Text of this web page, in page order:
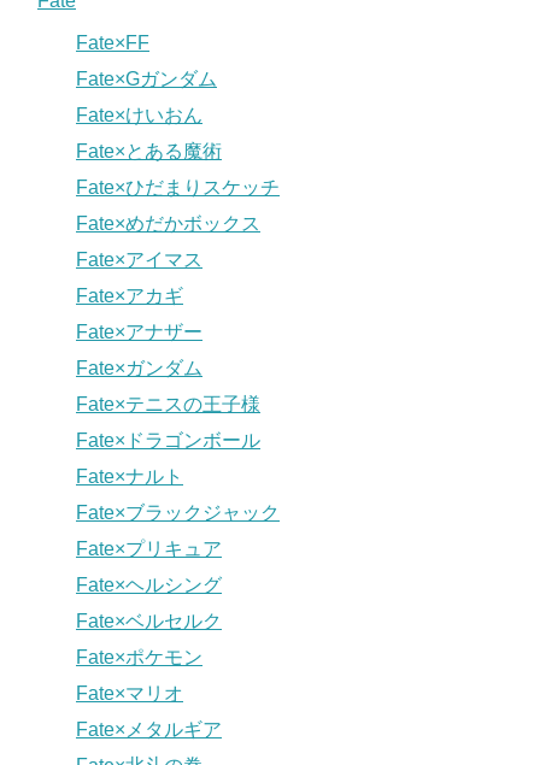
Fate×FF
Fate×Gガンダム
Fate×けいおん
Fate×とある魔術
Fate×ひだまりスケッチ
Fate×めだかボックス
Fate×アイマス
Fate×アカギ
Fate×アナザー
Fate×ガンダム
Fate×テニスの王子様
Fate×ドラゴンボール
Fate×ナルト
Fate×ブラックジャック
Fate×プリキュア
Fate×ヘルシング
Fate×ベルセルク
Fate×ポケモン
Fate×マリオ
Fate×メタルギア